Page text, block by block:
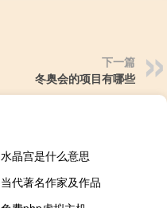
下一篇
冬奥会的项目有哪些
水晶宫是什么意思
当代著名作家及作品